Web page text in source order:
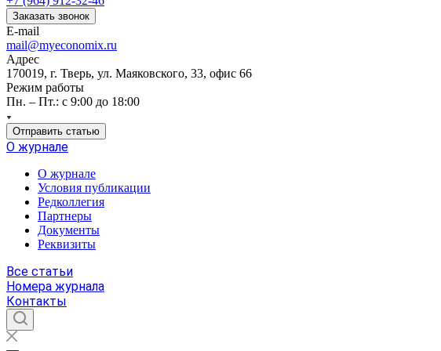
Заказать звонок
E-mail
mail@myeconomix.ru
Адрес
170019, г. Тверь, ул. Маяковского, 33, офис 66
Режим работы
Пн. – Пт.: с 9:00 до 18:00
Отправить статью
О журнале
О журнале
Условия публикации
Редколлегия
Партнеры
Документы
Реквизиты
Все статьи
Номера журнала
Контакты